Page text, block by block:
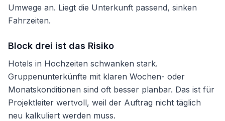
Umwege an. Liegt die Unterkunft passend, sinken
Fahrzeiten.
Block drei ist das Risiko
Hotels in Hochzeiten schwanken stark.
Gruppenunterkünfte mit klaren Wochen- oder
Monatskonditionen sind oft besser planbar. Das ist für
Projektleiter wertvoll, weil der Auftrag nicht täglich
neu kalkuliert werden muss.